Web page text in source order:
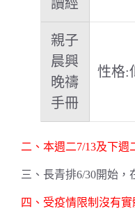
讀經
親子
晨興
晚禱
手冊
性格:
二、本週二7/13及下週
三、長青排6/30開始，
四、受疫情限制沒有